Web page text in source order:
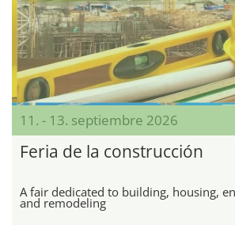
11. - 13. septiembre 2026
Feria de la construcción
A fair dedicated to building, housing,
and remodeling